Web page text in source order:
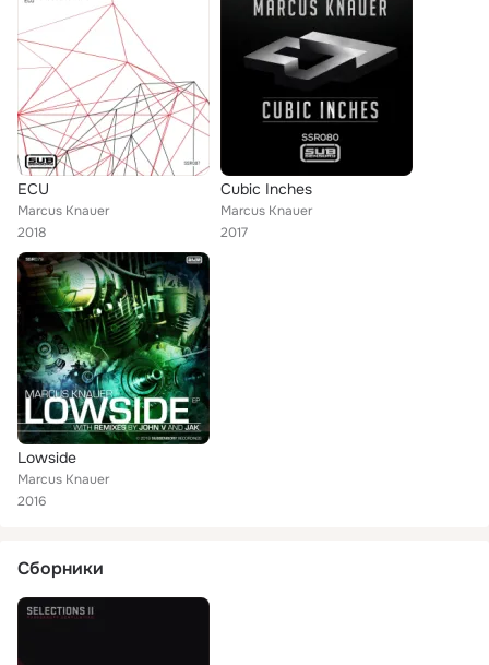
ECU
Marcus Knauer
2018
Cubic Inches
Marcus Knauer
2017
Lowside
Marcus Knauer
2016
Сборники